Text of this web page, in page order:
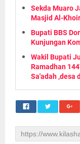
Sekda Muaro
Masjid Al-
Bupati BBS
Kunjungan
Wakil Bupati
Ramadhan
Sa'adah ,desa